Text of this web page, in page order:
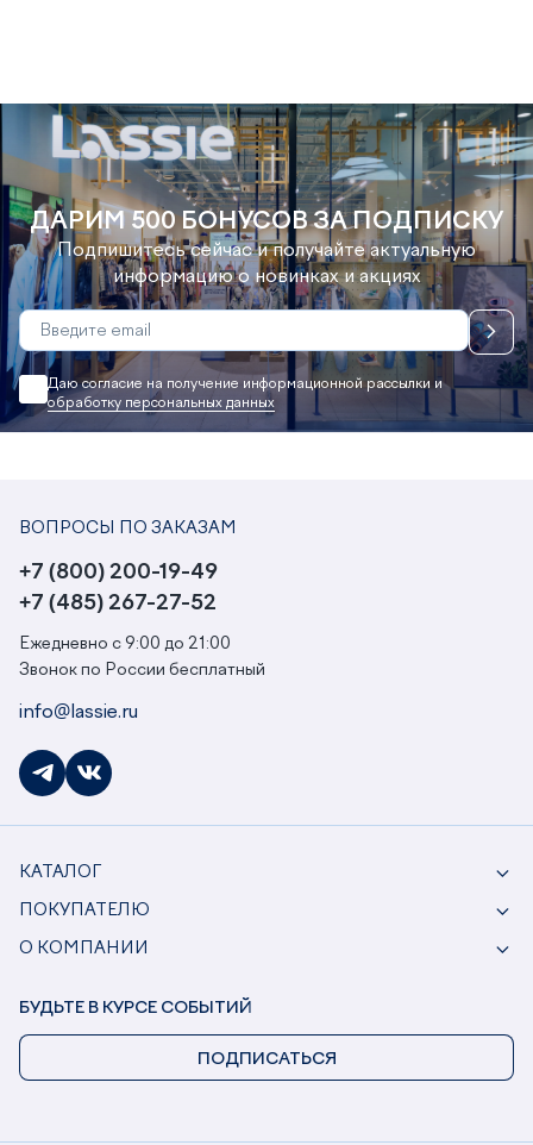
ДАРИМ 500 БОНУСОВ ЗА ПОДПИСКУ
Подпишитесь сейчас и получайте актуальную
информацию о новинках и акциях
Даю согласие на получение информационной рассылки и
обработку персональных данных
ВОПРОСЫ ПО ЗАКАЗАМ
+7 (800) 200-19-49
+7 (485) 267-27-52
Ежедневно с 9:00 до 21:00
Звонок по России бесплатный
info@lassie.ru
КАТАЛОГ
ПОКУПАТЕЛЮ
О КОМПАНИИ
БУДЬТЕ В КУРСЕ СОБЫТИЙ
ПОДПИСАТЬСЯ